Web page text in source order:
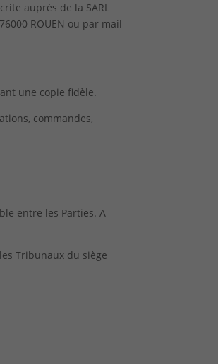
auprès de la SARL
ROUEN ou par mail
une copie fidèle.
commandes,
entre les Parties. A
Tribunaux du siège